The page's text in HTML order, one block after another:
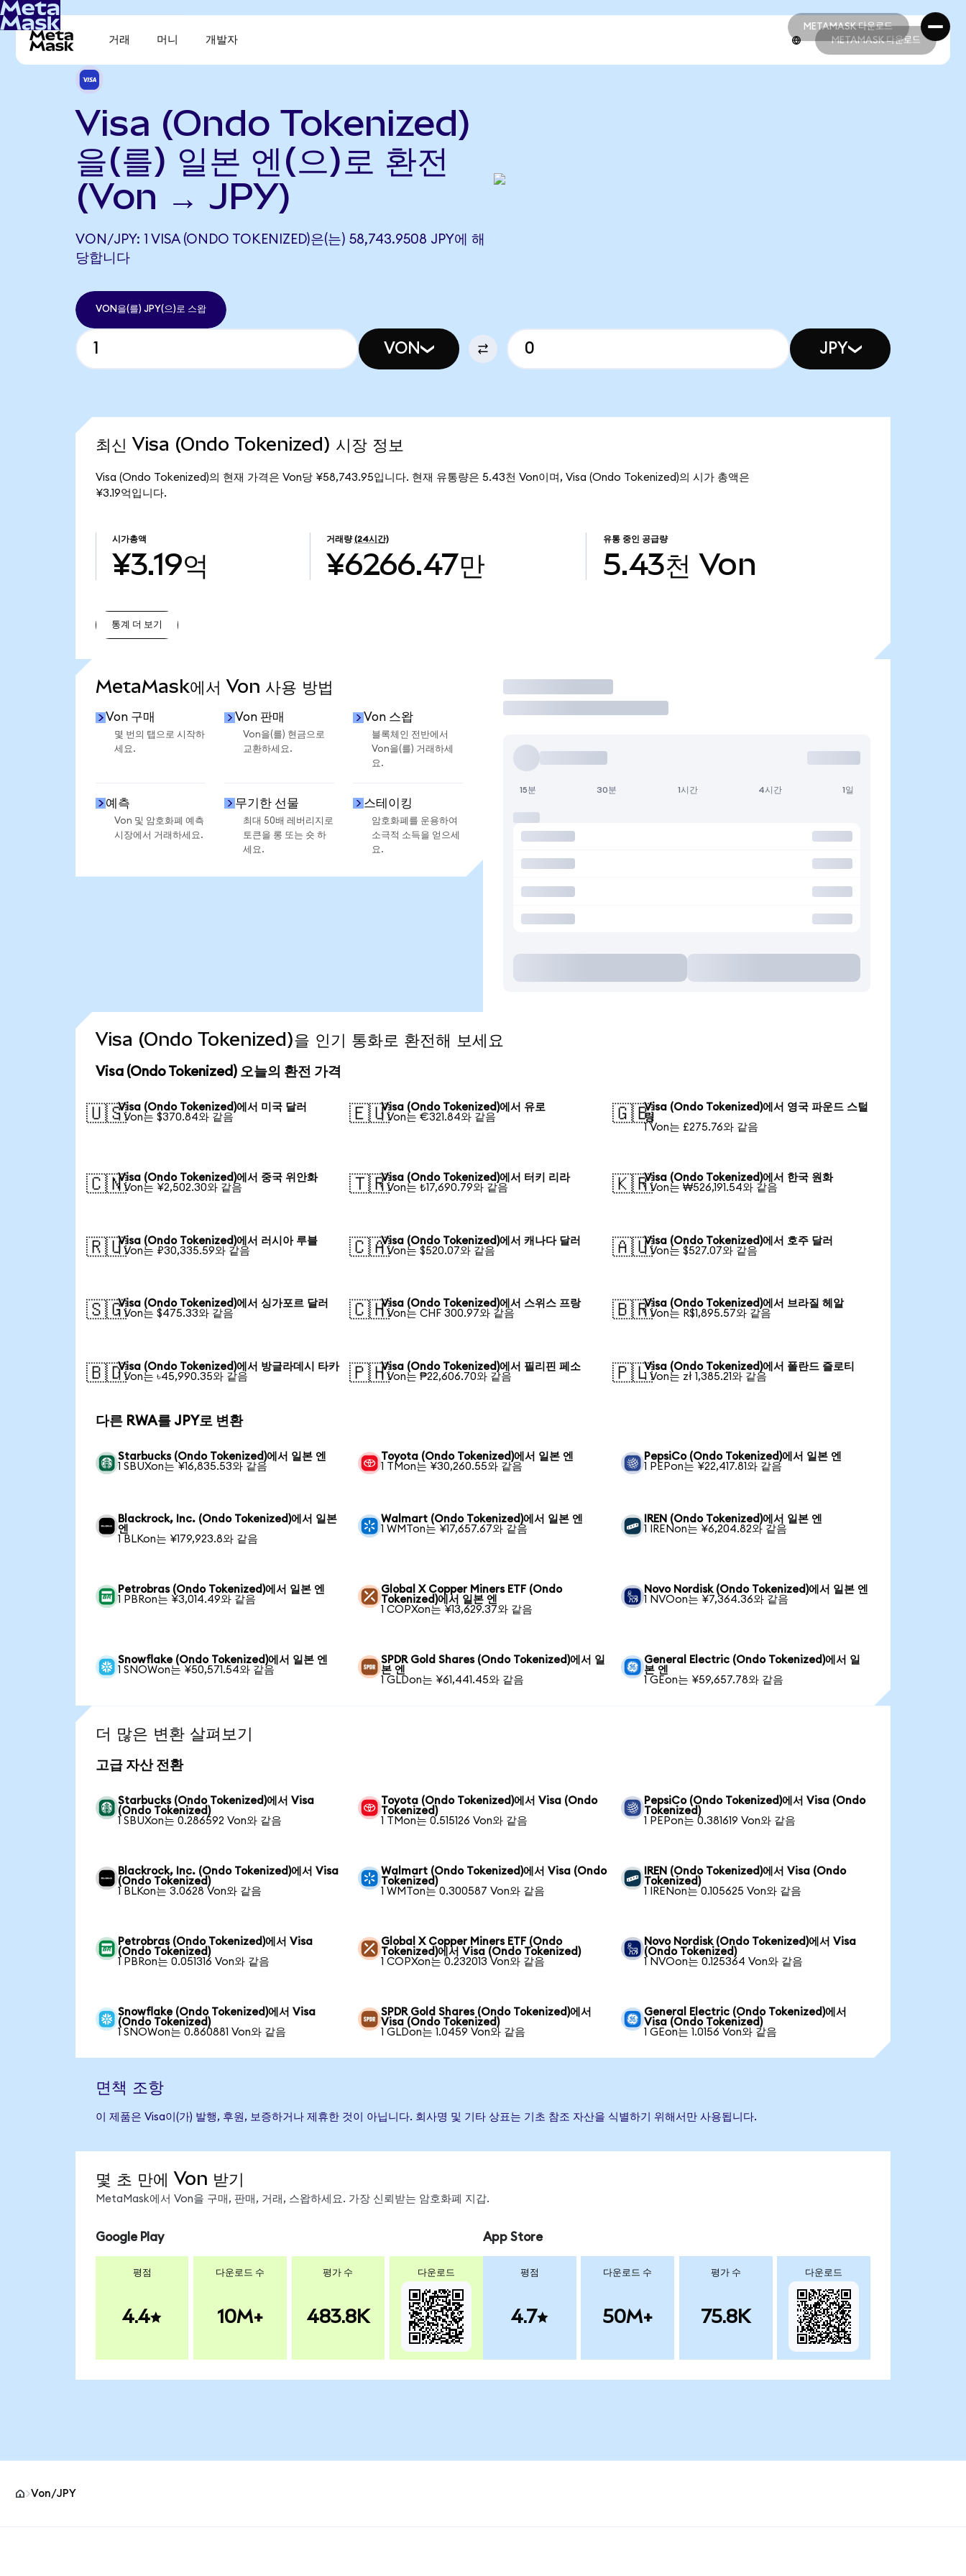
METAMASK 다운로드
METAMASK 다운로드
거래 머니 개발자 METAMASK 다운로드
Visa (Ondo Tokenized)
을(를) 일본 엔(으)로 환전
(Von → JPY)
VON/JPY: 1 VISA (ONDO TOKENIZED)은(는) 58,743.9508 JPY에 해
당합니다
VON을(를) JPY(으)로 스왑
VON JPY
최신 Visa (Ondo Tokenized) 시장 정보
Visa (Ondo Tokenized)의 현재 가격은 Von당 ¥58,743.95입니다. 현재 유통량은 5.43천 Von이며, Visa (Ondo Tokenized)의 시가 총액은
¥3.19억입니다.
시가총액
¥3.19억
거래량 (24시간)
¥6266.47만
유통 중인 공급량
5.43천 Von
통계 더 보기
MetaMask에서 Von 사용 방법
Von 구매
몇 번의 탭으로 시작하
세요.
Von 판매
Von을(를) 현금으로
교환하세요.
Von 스왑
블록체인 전반에서
Von을(를) 거래하세
요.
예측
Von 및 암호화폐 예측
시장에서 거래하세요.
무기한 선물
최대 50배 레버리지로
토큰을 롱 또는 숏 하
세요.
스테이킹
암호화폐를 운용하여
소극적 소득을 얻으세
요.
거래
15분 30분 1시간 4시간 1일
Visa (Ondo Tokenized)을 인기 통화로 환전해 보세요
Visa (Ondo Tokenized) 오늘의 환전 가격
🇺🇸Visa (Ondo Tokenized)에서 미국 달러
1 Von는 $370.84와 같음
🇪🇺Visa (Ondo Tokenized)에서 유로
1 Von는 €321.84와 같음
🇬🇧Visa (Ondo Tokenized)에서 영국 파운드 스털
링
1 Von는 £275.76와 같음
🇨🇳Visa (Ondo Tokenized)에서 중국 위안화
1 Von는 ¥2,502.30와 같음
🇹🇷Visa (Ondo Tokenized)에서 터키 리라
1 Von는 ₺17,690.79와 같음
🇰🇷Visa (Ondo Tokenized)에서 한국 원화
1 Von는 ₩526,191.54와 같음
🇷🇺Visa (Ondo Tokenized)에서 러시아 루블
1 Von는 ₽30,335.59와 같음
🇨🇦Visa (Ondo Tokenized)에서 캐나다 달러
1 Von는 $520.07와 같음
🇦🇺Visa (Ondo Tokenized)에서 호주 달러
1 Von는 $527.07와 같음
🇸🇬Visa (Ondo Tokenized)에서 싱가포르 달러
1 Von는 $475.33와 같음
🇨🇭Visa (Ondo Tokenized)에서 스위스 프랑
1 Von는 CHF 300.97와 같음
🇧🇷Visa (Ondo Tokenized)에서 브라질 헤알
1 Von는 R$1,895.57와 같음
🇧🇩Visa (Ondo Tokenized)에서 방글라데시 타카
1 Von는 ৳45,990.35와 같음
🇵🇭Visa (Ondo Tokenized)에서 필리핀 페소
1 Von는 ₱22,606.70와 같음
🇵🇱Visa (Ondo Tokenized)에서 폴란드 즐로티
1 Von는 zł 1,385.21와 같음
다른 RWA를 JPY로 변환
Starbucks (Ondo Tokenized)에서 일본 엔
1 SBUXon는 ¥16,835.53와 같음
Toyota (Ondo Tokenized)에서 일본 엔
1 TMon는 ¥30,260.55와 같음
PepsiCo (Ondo Tokenized)에서 일본 엔
1 PEPon는 ¥22,417.81와 같음
Blackrock, Inc. (Ondo Tokenized)에서 일본
엔
1 BLKon는 ¥179,923.8와 같음
Walmart (Ondo Tokenized)에서 일본 엔
1 WMTon는 ¥17,657.67와 같음
IREN (Ondo Tokenized)에서 일본 엔
1 IRENon는 ¥6,204.82와 같음
Petrobras (Ondo Tokenized)에서 일본 엔
1 PBRon는 ¥3,014.49와 같음
Global X Copper Miners ETF (Ondo
Tokenized)에서 일본 엔
1 COPXon는 ¥13,629.37와 같음
Novo Nordisk (Ondo Tokenized)에서 일본 엔
1 NVOon는 ¥7,364.36와 같음
Snowflake (Ondo Tokenized)에서 일본 엔
1 SNOWon는 ¥50,571.54와 같음
SPDR Gold Shares (Ondo Tokenized)에서 일
본 엔
1 GLDon는 ¥61,441.45와 같음
General Electric (Ondo Tokenized)에서 일
본 엔
1 GEon는 ¥59,657.78와 같음
더 많은 변환 살펴보기
고급 자산 전환
Starbucks (Ondo Tokenized)에서 Visa
(Ondo Tokenized)
1 SBUXon는 0.286592 Von와 같음
Toyota (Ondo Tokenized)에서 Visa (Ondo
Tokenized)
1 TMon는 0.515126 Von와 같음
PepsiCo (Ondo Tokenized)에서 Visa (Ondo
Tokenized)
1 PEPon는 0.381619 Von와 같음
Blackrock, Inc. (Ondo Tokenized)에서 Visa
(Ondo Tokenized)
1 BLKon는 3.0628 Von와 같음
Walmart (Ondo Tokenized)에서 Visa (Ondo
Tokenized)
1 WMTon는 0.300587 Von와 같음
IREN (Ondo Tokenized)에서 Visa (Ondo
Tokenized)
1 IRENon는 0.105625 Von와 같음
Petrobras (Ondo Tokenized)에서 Visa
(Ondo Tokenized)
1 PBRon는 0.051316 Von와 같음
Global X Copper Miners ETF (Ondo
Tokenized)에서 Visa (Ondo Tokenized)
1 COPXon는 0.232013 Von와 같음
Novo Nordisk (Ondo Tokenized)에서 Visa
(Ondo Tokenized)
1 NVOon는 0.125364 Von와 같음
Snowflake (Ondo Tokenized)에서 Visa
(Ondo Tokenized)
1 SNOWon는 0.860881 Von와 같음
SPDR Gold Shares (Ondo Tokenized)에서
Visa (Ondo Tokenized)
1 GLDon는 1.0459 Von와 같음
General Electric (Ondo Tokenized)에서
Visa (Ondo Tokenized)
1 GEon는 1.0156 Von와 같음
면책 조항
이 제품은 Visa이(가) 발행, 후원, 보증하거나 제휴한 것이 아닙니다. 회사명 및 기타 상표는 기초 참조 자산을 식별하기 위해서만 사용됩니다.
몇 초 만에 Von 받기
MetaMask에서 Von을 구매, 판매, 거래, 스왑하세요. 가장 신뢰받는 암호화폐 지갑.
Google Play
평점
4.4
다운로드 수
10M+
평가 수
483.8K
다운로드
App Store
평점
4.7
다운로드 수
50M+
평가 수
75.8K
다운로드
Von/JPY